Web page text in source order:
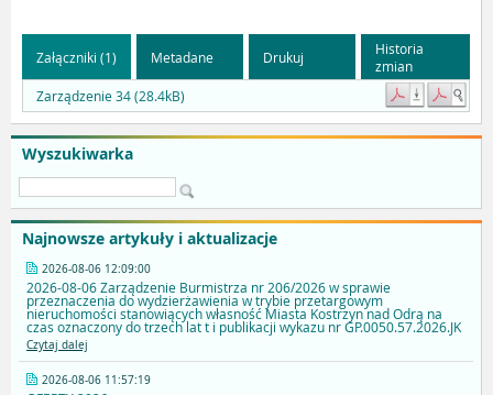
Wyszukiwarka
Najnowsze artykuły i aktualizacje
2026-08-06 12:09:00
2026-08-06 Zarządzenie Burmistrza nr 206/2026 w sprawie
przeznaczenia do wydzierżawienia w trybie przetargowym
nieruchomości stanowiących własność Miasta Kostrzyn nad Odrą na
czas oznaczony do trzech lat t i publikacji wykazu nr GP.0050.57.2026.JK
Czytaj dalej
2026-08-06 11:57:19
Załączniki (1) Metadane Drukuj
Historia
zmian
Zarządzenie 34 (28.4kB)